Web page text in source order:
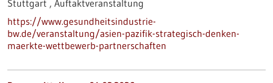
Stuttgart , Auftaktveranstaltung
https://www.gesundheitsindustrie-
bw.de/veranstaltung/asien-pazifik-strategisch-denken-
maerkte-wettbewerb-partnerschaften